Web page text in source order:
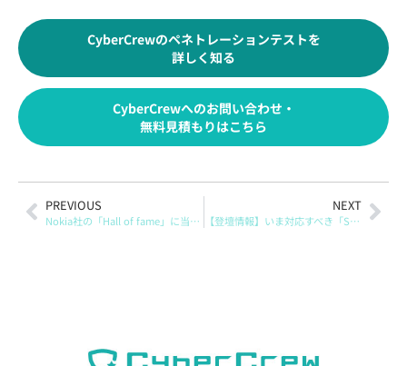
CyberCrewのペネトレーションテストを
詳しく知る
CyberCrewへのお問い合わせ・
無料見積もりはこちら
PREVIOUS
Nokia社の「Hall of fame」に当社が掲載されました
NEXT
【登壇情報】いま対応すべき「SCS評価制度」の基礎を30分で解説する無料オンラインセミナー｜3/17開催 CyberCrew オンラインセミナー